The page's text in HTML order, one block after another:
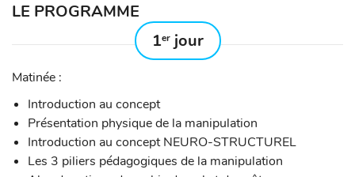
LE PROGRAMME
1erjour
Matinée :
Introduction au concept
Présentation physique de la manipulation
Introduction au concept NEURO-STRUCTUREL
Les 3 piliers pédagogiques de la manipulation